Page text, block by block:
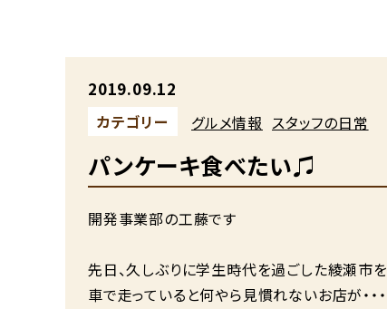
2019.09.12
カテゴリー グルメ情報 スタッフの日常
パンケーキ食べたい♫
開発事業部の工藤です
先日、久しぶりに学生時代を過ごした綾瀬市を
車で走っていると何やら見慣れないお店が・・・